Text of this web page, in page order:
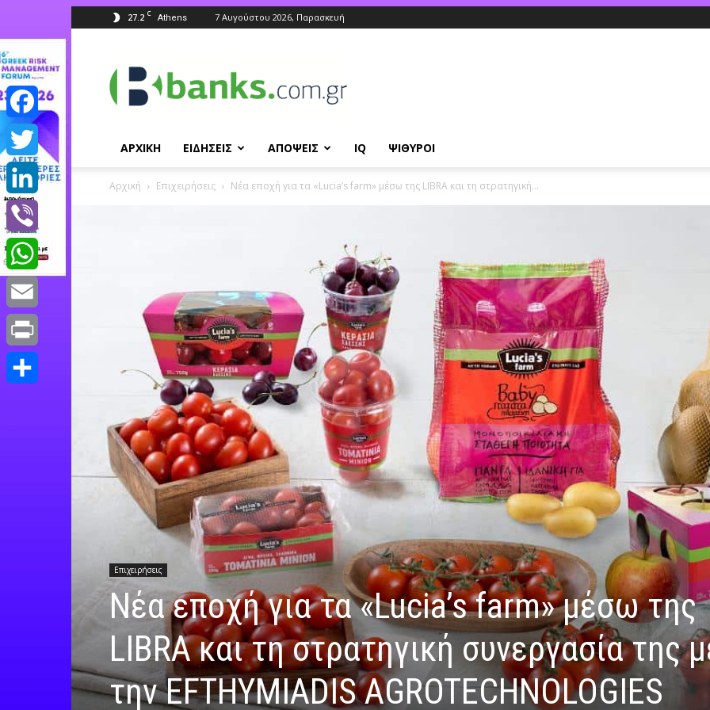
27.2 C Athens 7 Αυγούστου 2026, Παρασκευή
ΑΡΧΙΚΗ ΕΙΔΗΣΕΙΣ ΑΠΟΨΕΙΣ IQ ΨΙΘΥΡΟΙ
Αρχική Επιχειρήσεις Νέα εποχή για τα «Lucia’s farm» μέσω της LIBRA και τη στρατηγική...
Επιχειρήσεις
Νέα εποχή για τα «Lucia’s farm» μέσω της
LIBRA και τη στρατηγική συνεργασία της
την EFTHYMIADIS AGROTECHNOLOGIES
Facebook
Twitter
LinkedIn
Viber
WhatsApp
Email
Print